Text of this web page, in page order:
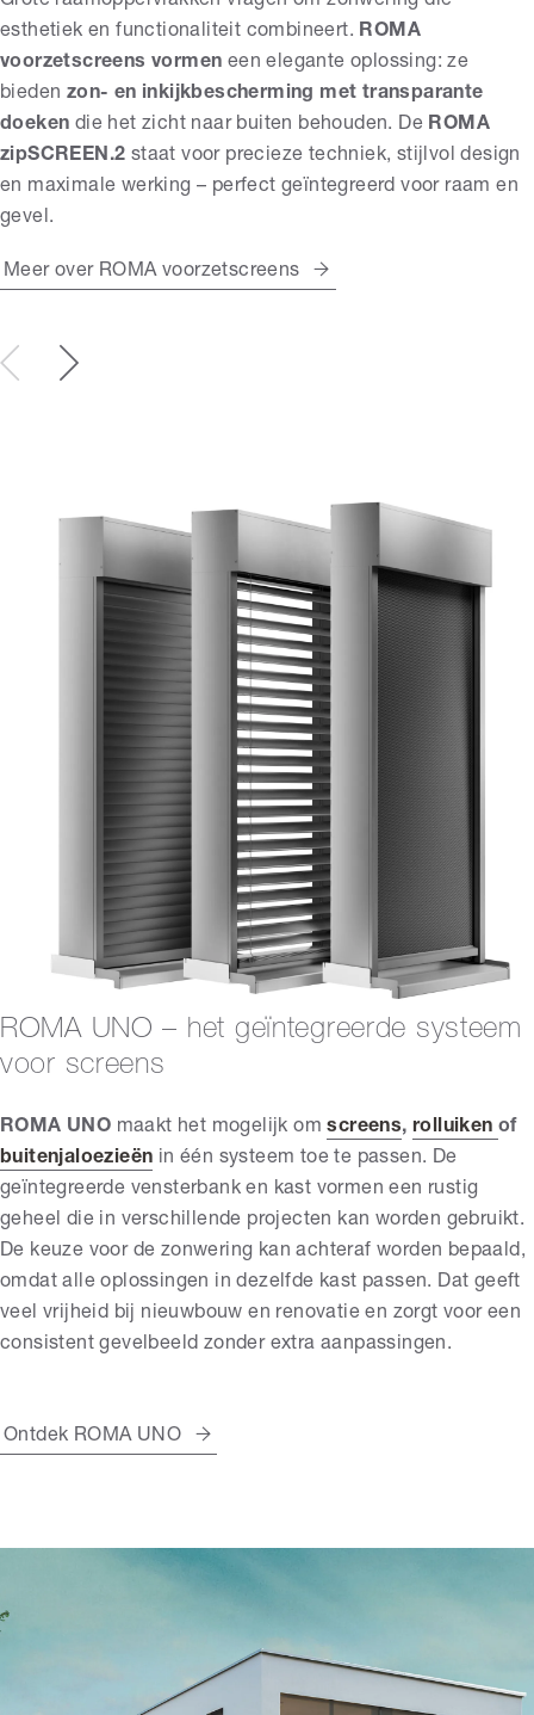
esthetiek en functionaliteit combineert. ROMA
voorzetscreens vormen een elegante oplossing: ze
bieden zon- en inkijkbescherming met transparante
doeken die het zicht naar buiten behouden. De ROMA
zipSCREEN.2 staat voor precieze techniek, stijlvol design
en maximale werking – perfect geïntegreerd voor raam en
gevel.
Meer over ROMA voorzetscreens
ROMA UNO – het geïntegreerde systeem
voor screens
ROMA UNO maakt het mogelijk omscreens,rolluiken of
buitenjaloezieën in één systeem toe te passen. De
geïntegreerde vensterbank en kast vormen een rustig
geheel die in verschillende projecten kan worden gebruikt.
De keuze voor de zonwering kan achteraf worden bepaald,
omdat alle oplossingen in dezelfde kast passen. Dat geeft
veel vrijheid bij nieuwbouw en renovatie en zorgt voor een
consistent gevelbeeld zonder extra aanpassingen.
Ontdek ROMA UNO